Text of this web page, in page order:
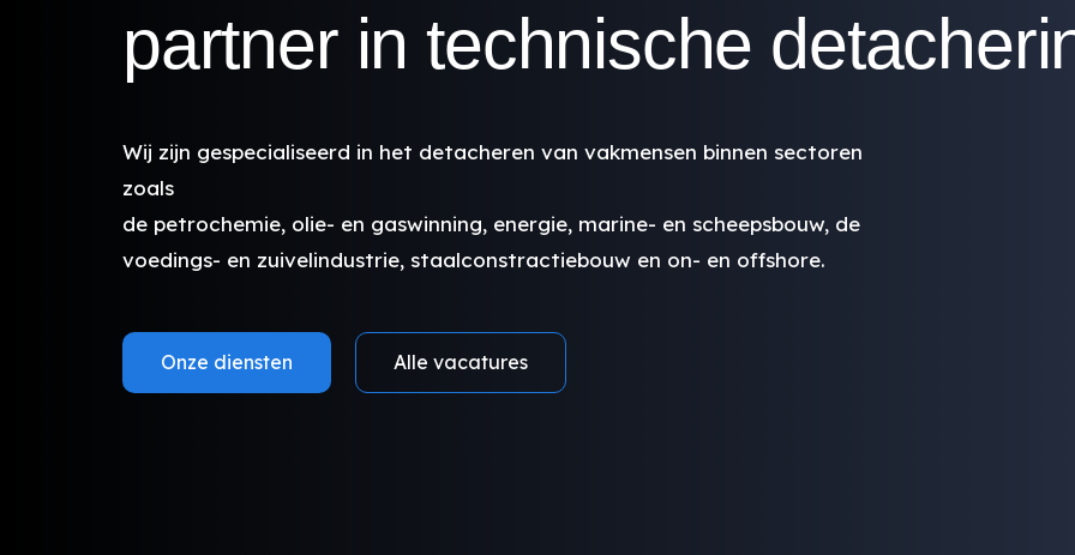
partner in technische
Wij zijn gespecialiseerd in het detacheren van vakmensen binnen sectoren
zoals
de petrochemie, olie- en gaswinning, energie, marine- en scheepsbouw, de
voedings- en zuivelindustrie, staalconstractiebouw en on- en offshore.
Onze diensten Alle vacatures